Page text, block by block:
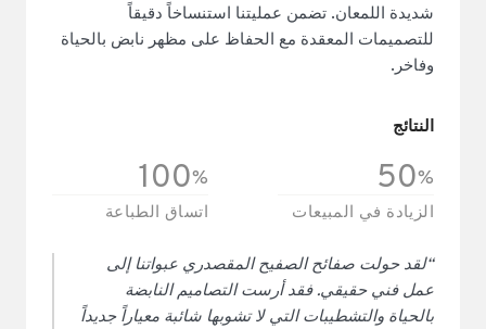
شديدة اللمعان. تضمن عمليتنا استنساخاً دقيقاً
للتصميمات المعقدة مع الحفاظ على مظهر نابض بالحياة
وفاخر.
النتائج
50%
الزيادة في المبيعات
100%
اتساق الطباعة
“لقد حولت صفائح الصفيح المقصدري عبواتنا إلى
عمل فني حقيقي. فقد أرست التصاميم النابضة
بالحياة والتشطيبات التي لا تشوبها شائبة معياراً جديداً